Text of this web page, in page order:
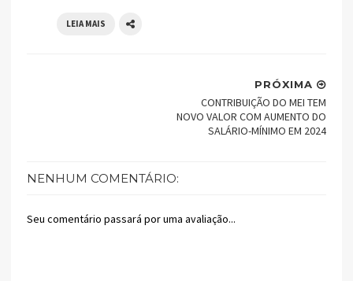
LEIA MAIS
PRÓXIMA
CONTRIBUIÇÃO DO MEI TEM
NOVO VALOR COM AUMENTO DO
SALÁRIO-MÍNIMO EM 2024
NENHUM COMENTÁRIO:
Seu comentário passará por uma avaliação...